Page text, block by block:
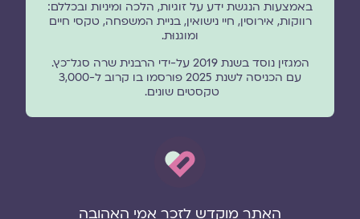
באמצעות הנגשת ידע על זוגיות, הלכה ומיניות ובכללם:
רווקות, אירוסין, חיי נישואין, בניית המשפחה, טקסי חיים
ומוגנוּת.
המגזין נוסד בשנת 2019 על-ידי הרבנית שרה סגל־כץ.
עם הכניסה לשנת 2025 פורסמו בו קרוב ל-3,000
טקסטים שונים.
האתר מוקדש לזכר אמי האהובה